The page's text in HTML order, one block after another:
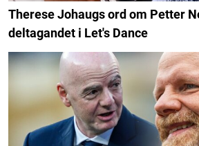
Therese Johaugs ord om Petter
deltagandet i Let's Dance